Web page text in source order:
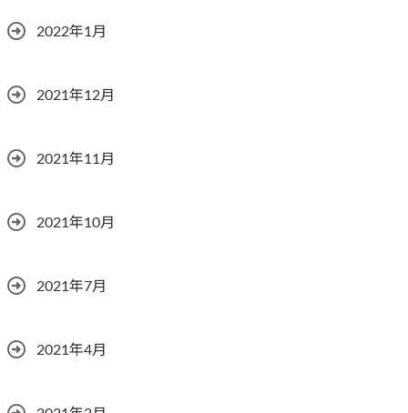
2022年1月
2021年12月
2021年11月
2021年10月
2021年7月
2021年4月